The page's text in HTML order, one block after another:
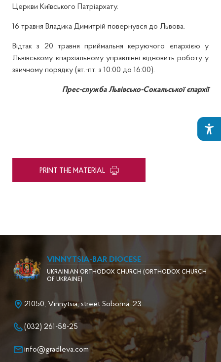
Церкви Київського Патріархату.
16 травня Владика Димитрій повернувся до Львова.
Відтак з 20 травня приймальня керуючого єпархією у
Львівському єпархіальному управлінні відновить роботу у
звичному порядку (вт.-пт. з 10:00 до 16:00).
Прес-служба Львівсько-Сокальської єпархії
PRINT THE MATERIAL
VINNYTSIA-BAR DIOCESE
UKRAINIAN ORTHODOX CHURCH (ORTHODOX CHURCH
OF UKRAINE)
21050, Vinnytsia, street Soborna, 23
(032) 261-58-25
info@gradleva.com